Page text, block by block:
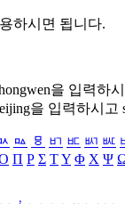
하시면 됩니다.
을 입력하
을 입력하시고
ㅰ ㅱ ㅲ ㅳ ㅴ ㅵ
Π Ρ Σ ΤΥ Φ Χ Ψ